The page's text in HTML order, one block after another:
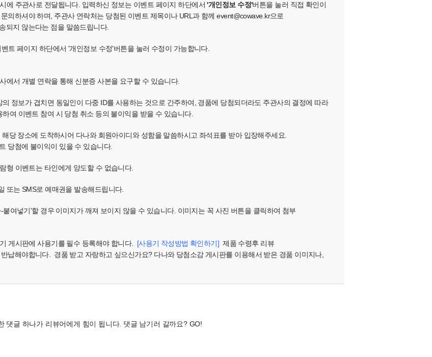
에 주관사로 전달됩니다. 입력하신 정보는 이벤트 페이지 하단에서'개인정보 수정'버튼을 눌러 직접 확인이
의하셔야 하며, 주관사 연락처는 당첨된 이벤트 제목이나 URL과 함께 event@cowave.kr으로
되지 않는다는 점을 말씀드립니다.
트 페이지 하단에서 '개인정보 수정'버튼을 눌러 수정이 가능합니다.
에서 개별 연락을 통해 신분증 사본을 요구할 수 있습니다.
정보가 겹치면 동일인이 다중 ID를 사용하는 것으로 간주하여, 경품에 당첨되더라도 주관사의 결정에 따라
여 이벤트 참여 시 당첨 취소 등의 불이익을 받을 수 있습니다.
당 장소에 도착하시어 다나와 회원아이디와 성함을 말씀하시고 좌석표를 받아 입장해주세요.
당첨에 불이익이 있을 수 있습니다.
형 이벤트는 타인에게 양도할 수 없습니다.
또는 SMS로 예매권을 발송해드립니다.
여넣기'할 경우 이미지가 깨져 보이지 않을 수 있습니다. 이미지는 꼭 사진 버튼을 클릭하여 첨부
게시판에 사용기를 필수 등록해야 합니다. [사용기 작성방법 확인하기] 제품 수령후 리뷰
납해야합니다. 경품 받고 자랑하고 싶으신가요? 다나와 당첨소감 게시판를 이용해서 받은 경품 이미지나,